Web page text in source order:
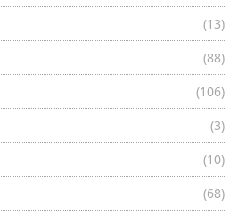
(13)
(88)
(106)
(3)
(10)
(68)